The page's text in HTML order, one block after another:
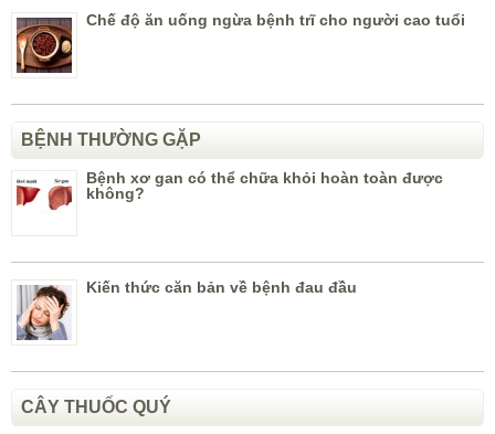
Chế độ ăn uống ngừa bệnh trĩ cho người cao tuổi
BỆNH THƯỜNG GẶP
Bệnh xơ gan có thể chữa khỏi hoàn toàn được
không?
Kiến thức căn bản về bệnh đau đầu
CÂY THUỐC QUÝ